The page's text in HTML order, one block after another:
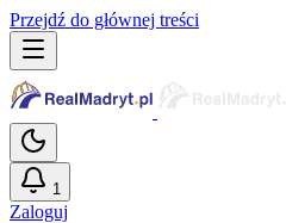
Przejdź do głównej treści
1
Zaloguj